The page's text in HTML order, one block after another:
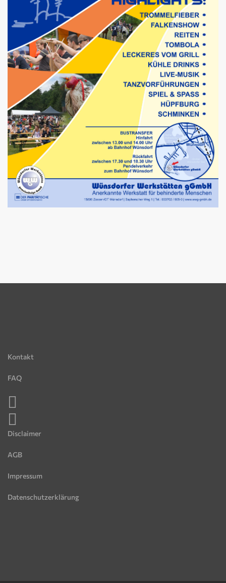
Kontakt
FAQ
Disclaimer
AGB
Impressum
Datenschutzerklärung